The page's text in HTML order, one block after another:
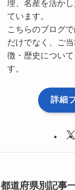
理、名産を活か
ています。
こちらのブログ
だけでなく、ご
徴・歴史につい
す。
詳細
都道府県別記事